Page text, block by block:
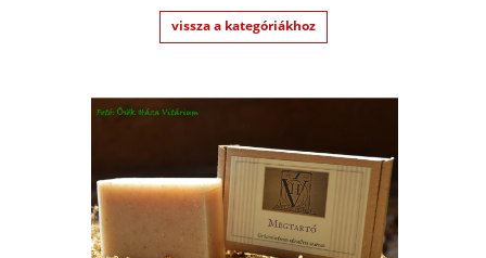
vissza a kategóriákhoz